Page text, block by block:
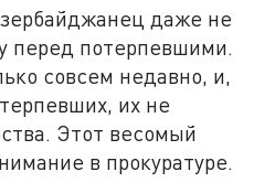
даже не
перед потерпевшими.
совсем недавно, и,
их не
Этот весомый
в прокуратуре.